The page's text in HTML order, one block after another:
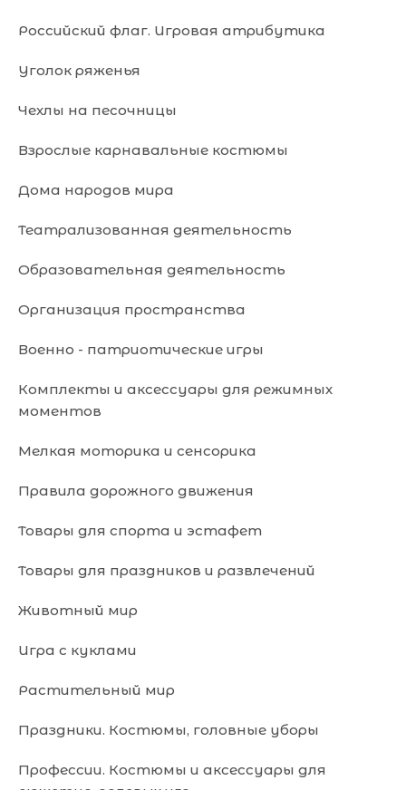
Российский флаг. Игровая атрибутика
Уголок ряженья
Чехлы на песочницы
Взрослые карнавальные костюмы
Дома народов мира
Театрализованная деятельность
Образовательная деятельность
Организация пространства
Военно - патриотические игры
Комплекты и аксессуары для режимных
моментов
Мелкая моторика и сенсорика
Правила дорожного движения
Товары для спорта и эстафет
Товары для праздников и развлечений
Животный мир
Игра с куклами
Растительный мир
Праздники. Костюмы, головные уборы
Профессии. Костюмы и аксессуары для